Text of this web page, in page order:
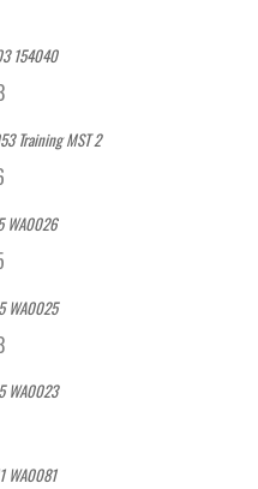
154040
Training MST 2
WA0026
WA0025
WA0023
WA0081